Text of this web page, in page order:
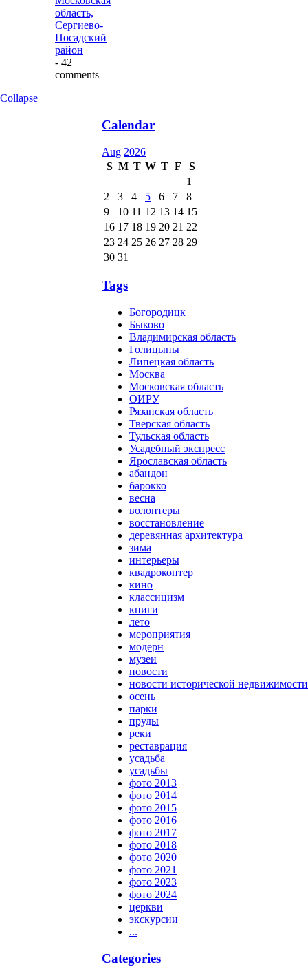
область,
Сергиево-
Посадский
район
- 42
comments
Collapse
Calendar
Aug 2026
S M T W T F
S
1
2
3 4 5 6 7
8
9
10 11 12 13 14 15
16 17 18 19 20 21 22
23 24 25 26 27 28 29
30 31
Tags
Богородицк
Быково
Владимирская область
Голицыны
Липецкая область
Москва
Московская область
ОИРУ
Рязанская область
Тверская область
Тульская область
Усадебный экспресс
Ярославская область
абандон
барокко
весна
волонтеры
восстановление
деревянная архитектура
зима
интерьеры
квадрокоптер
кино
классицизм
книги
лето
мероприятия
модерн
музеи
новости
новости исторической недвижимости
осень
парки
пруды
реки
реставрация
усадьба
усадьбы
фото 2013
фото 2014
фото 2015
фото 2016
фото 2017
фото 2018
фото 2020
фото 2021
фото 2023
фото 2024
церкви
экскурсии
...
Categories